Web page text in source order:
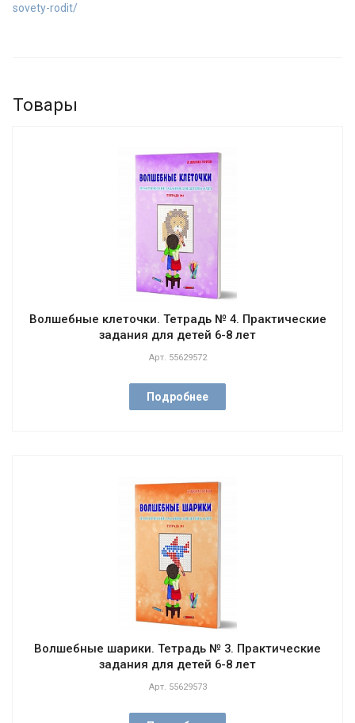
sovety-rodit/
Товары
Волшебные клеточки. Тетрадь № 4. Практические
задания для детей 6-8 лет
Арт. 55629572
Подробнее
Волшебные шарики. Тетрадь № 3. Практические
задания для детей 6-8 лет
Арт. 55629573